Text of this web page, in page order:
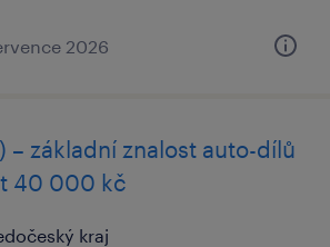
2026
– základní znalost auto-dílů
40 000 kč
kraj